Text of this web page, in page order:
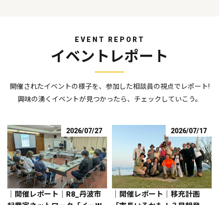
EVENT REPORT
イベントレポート
開催されたイベントの様子を、参加した相談員の視点でレポート!
興味の湧くイベントが見つかったら、チェックしていこう。
2026/07/27
｜開催レポート｜R8_丹波市
2026/07/17
｜開催レポート｜移充計画